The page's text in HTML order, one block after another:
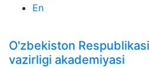
En
O'zbekiston
vazirligi akademiyasi